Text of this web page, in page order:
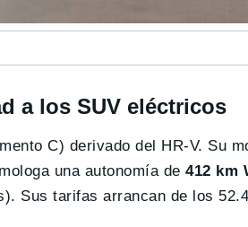
a los SUV eléctricos
C) derivado del HR-V. Su
una autonomía de412 km
Sus tarifas arrancan de los